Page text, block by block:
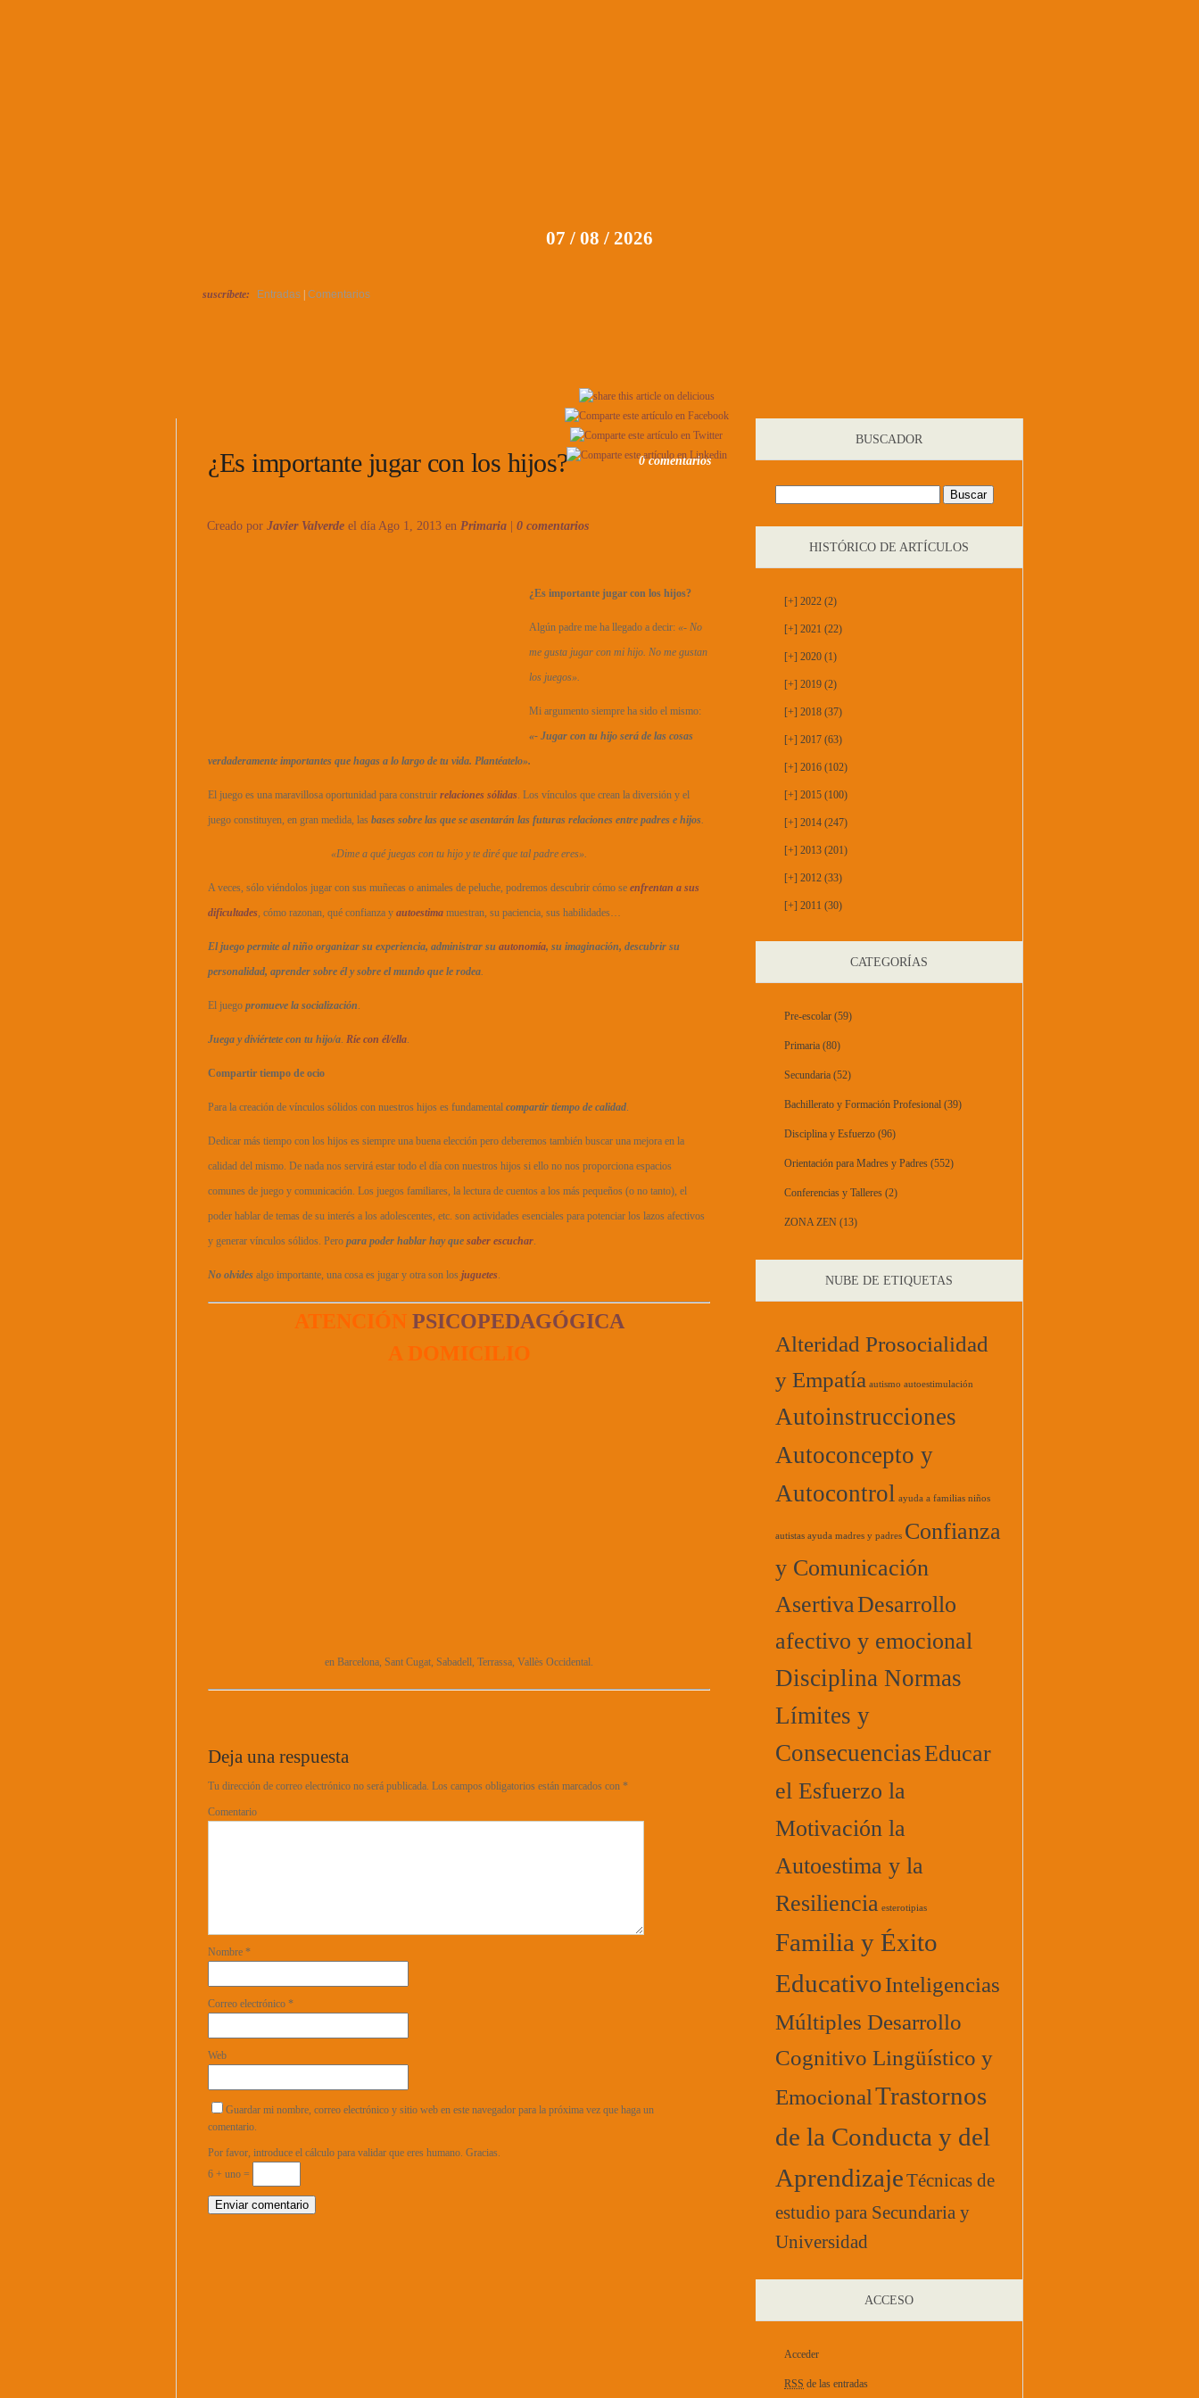
07 / 08 / 2026
suscríbete: Entradas Comentarios
¿Es importante jugar con los hijos? 0 comentarios
Creado por Javier Valverde el día Ago 1, 2013 en Primaria 0 comentarios
¿Es importante jugar con los hijos?
Algún padre me ha llegado a decir: «- No
me gusta jugar con mi hijo. No me gustan
los juegos».
Mi argumento siempre ha sido el mismo:
«- Jugar con tu hijo será de las cosas
verdaderamente importantes que hagas a lo largo de tu vida. Plantéatelo».
El juego es una maravillosa oportunidad para construir relaciones sólidas. Los vínculos que crean la diversión y el
juego constituyen, en gran medida, las bases sobre las que se asentarán las futuras relaciones entre padres e hijos.
«Dime a qué juegas con tu hijo y te diré que tal padre eres».
A veces, sólo viéndolos jugar con sus muñecas o animales de peluche, podremos descubrir cómo se enfrentan a sus
dificultades, cómo razonan, qué confianza y autoestima muestran, su paciencia, sus habilidades…
El juego permite al niño organizar su experiencia, administrar su autonomía, su imaginación, descubrir su
personalidad, aprender sobre él y sobre el mundo que le rodea.
El juego promueve la socialización.
Juega y diviértete con tu hijo/a. Ríe con él/ella.
Compartir tiempo de ocio
Para la creación de vínculos sólidos con nuestros hijos es fundamental compartir tiempo de calidad.
Dedicar más tiempo con los hijos es siempre una buena elección pero deberemos también buscar una mejora en la
calidad del mismo. De nada nos servirá estar todo el día con nuestros hijos si ello no nos proporciona espacios
comunes de juego y comunicación. Los juegos familiares, la lectura de cuentos a los más pequeños (o no tanto), el
poder hablar de temas de su interés a los adolescentes, etc. son actividades esenciales para potenciar los lazos afectivos
y generar vínculos sólidos. Pero para poder hablar hay que saber escuchar.
No olvides algo importante, una cosa es jugar y otra son los juguetes.
ATENCIÓNPSICOPEDAGÓGICA
A DOMICILIO
en Barcelona, Sant Cugat, Sabadell, Terrassa, Vallès Occidental.
Deja una respuesta
Tu dirección de correo electrónico no será publicada. Los campos obligatorios están marcados con *
Comentario
Nombre *
Correo electrónico *
Web
Guardar mi nombre, correo electrónico y sitio web en este navegador para la próxima vez que haga un
comentario.
Por favor, introduce el cálculo para validar que eres humano. Gracias.
6 + uno =
BUSCADOR
HISTÓRICO DE ARTÍCULOS
[+] 2022 (2)
[+] 2021 (22)
[+] 2020 (1)
[+] 2019 (2)
[+] 2018 (37)
[+] 2017 (63)
[+] 2016 (102)
[+] 2015 (100)
[+] 2014 (247)
[+] 2013 (201)
[+] 2012 (33)
[+] 2011 (30)
CATEGORÍAS
Pre-escolar (59)
Primaria (80)
Secundaria (52)
Bachillerato y Formación Profesional (39)
Disciplina y Esfuerzo (96)
Orientación para Madres y Padres (552)
Conferencias y Talleres (2)
ZONA ZEN (13)
NUBE DE ETIQUETAS
Alteridad Prosocialidad
y Empatía autismo autoestimulación
Autoinstrucciones
Autoconcepto y
Autocontrol ayuda a familias niños
autistas ayuda madres y padres Confianza
y Comunicación
AsertivaDesarrollo
afectivo y emocional
Disciplina Normas
Límites y
ConsecuenciasEducar
el Esfuerzo la
Motivación la
Autoestima y la
Resiliencia esterotipias
Familia y Éxito
EducativoInteligencias
Múltiples Desarrollo
Cognitivo Lingüístico y
EmocionalTrastornos
de la Conducta y del
AprendizajeTécnicas de
estudio para Secundaria y
Universidad
ACCESO
Acceder
RSS de las entradas